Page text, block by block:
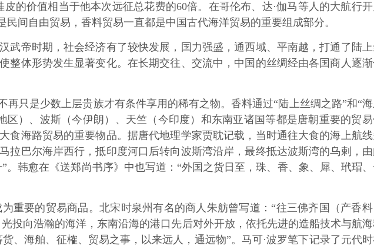
价值相当于他本次远征总花费的60倍。在哥伦布、达·伽马等人的大航行
间自由贸易，香料贸易一直都是中国古代海洋贸易的重要组成部分。
帝时期，社会经济有了较快发展，国力强盛，通西域、平南越，打通了陆
体形势发生显著变化。在长期交往、交流中，中国的丝绸经由各国商人逐
是少数上层贵族才有条件享用的稀有之物。香料通过“陆上丝绸之路”和“
）、波斯（今伊朗）、天竺（今印度）和东南亚诸国等都是唐朝重要的贸
海路贸易的重要物品。据唐代地理学家贾耽记载，当时通往大食的海上航
巴尔海岸西行，抵印度河口后转向波斯湾沿岸，最终抵达波斯湾的乌剌，
韩愈在《送郑尚书序》中也写道：“外国之货日至，珠、香、象、犀、玳瑁
要的贸易商品。北宋时泉州有名的商人朱舫曾写道：“往三佛齐国（产香
向浩瀚的海洋，东南沿海的港口先后对外开放，依托先进的造船技术与航
、海舶、征榷、贸易之事，以来远人，通远物”。马可·波罗笔下记录了元代